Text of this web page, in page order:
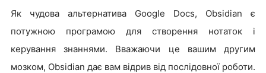
Як чудова альтернатива Google Docs, Obsidian є
потужною програмою для створення нотаток і
керування знаннями. Вважаючи це вашим другим
мозком, Obsidian дає вам відрив від послідовної роботи.